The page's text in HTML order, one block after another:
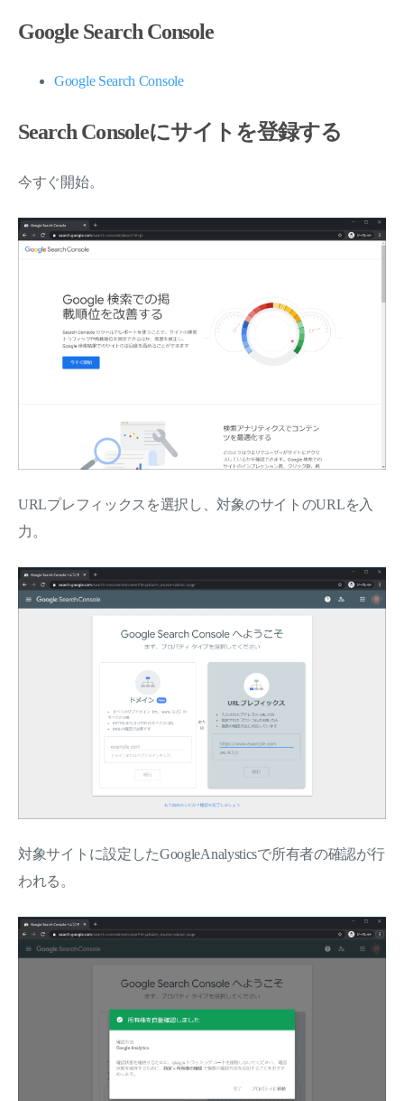
Google Search Console
Google Search Console
Search Consoleにサイトを登録する
今すぐ開始。
URLプレフィックスを選択し、対象のサイトのURLを入
力。
対象サイトに設定したGoogleAnalysticsで所有者の確認が行
われる。